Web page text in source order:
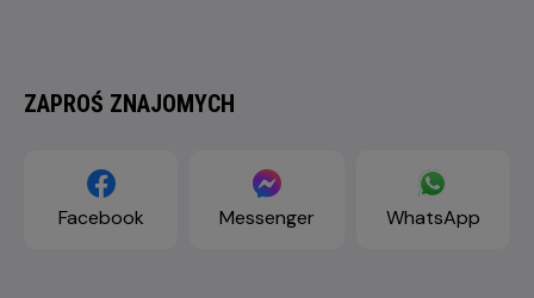
ZAPROŚ ZNAJOMYCH
Facebook Messenger WhatsApp